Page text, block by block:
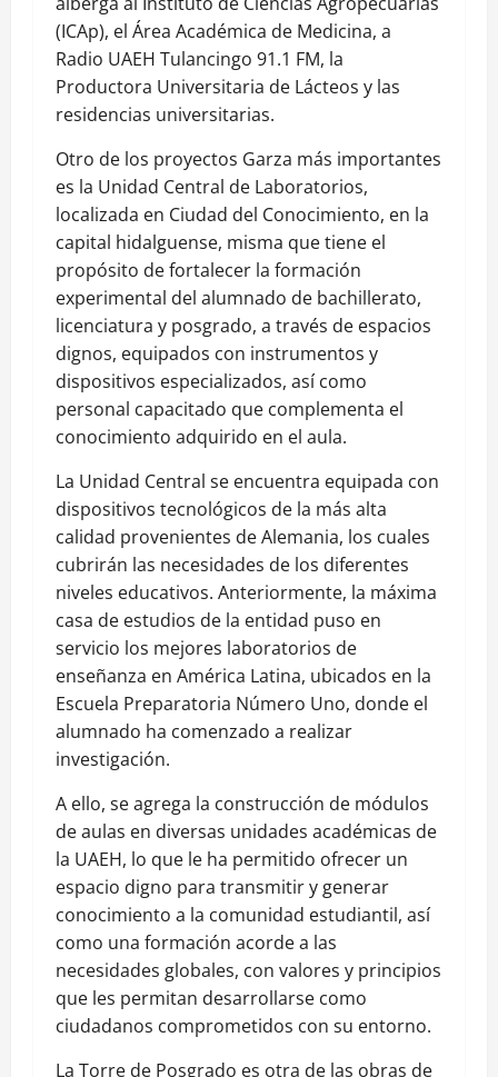
(ICAp), el Área Académica de Medicina, a
Radio UAEH Tulancingo 91.1 FM, la
Productora Universitaria de Lácteos y las
residencias universitarias.
Otro de los proyectos Garza más importantes
es la Unidad Central de Laboratorios,
localizada en Ciudad del Conocimiento, en la
capital hidalguense, misma que tiene el
propósito de fortalecer la formación
experimental del alumnado de bachillerato,
licenciatura y posgrado, a través de espacios
dignos, equipados con instrumentos y
dispositivos especializados, así como
personal capacitado que complementa el
conocimiento adquirido en el aula.
La Unidad Central se encuentra equipada con
dispositivos tecnológicos de la más alta
calidad provenientes de Alemania, los cuales
cubrirán las necesidades de los diferentes
niveles educativos. Anteriormente, la máxima
casa de estudios de la entidad puso en
servicio los mejores laboratorios de
enseñanza en América Latina, ubicados en la
Escuela Preparatoria Número Uno, donde el
alumnado ha comenzado a realizar
investigación.
A ello, se agrega la construcción de módulos
de aulas en diversas unidades académicas de
la UAEH, lo que le ha permitido ofrecer un
espacio digno para transmitir y generar
conocimiento a la comunidad estudiantil, así
como una formación acorde a las
necesidades globales, con valores y principios
que les permitan desarrollarse como
ciudadanos comprometidos con su entorno.
La Torre de Posgrado es otra de las obras de